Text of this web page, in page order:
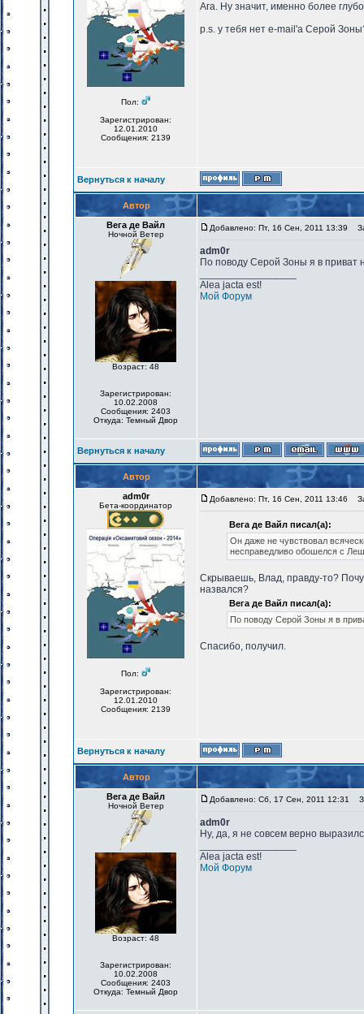
Пол:
Зарегистрирован:
12.01.2010
Сообщения: 2139
Ага. Ну значит, именно более
p.s. у тебя нет e-mail'a Серой
Вернуться к началу
Автор
Вега де Вайл
Ночной Ветер
Возраст: 48
Зарегистрирован:
10.02.2008
Сообщения: 2403
Откуда: Темный Двор
Добавлено: Пт, 16 Сен, 2011 13:39
adm0r
По поводу Серой Зоны я в приват
Alea jacta est!
Мой Форум
Вернуться к началу
Автор
adm0r
Бета-координатор
Пол:
Зарегистрирован:
12.01.2010
Сообщения: 2139
Добавлено: Пт, 16 Сен, 2011 13:46
Вега де Вайл писал(а):
Он даже не чувствовал
несправедливо обошелся с
Скрываешь, Влад, правду-то?
назвался?
Вега де Вайл писал(а):
По поводу Серой Зоны я в
Спасибо, получил.
Вернуться к началу
Автор
Вега де Вайл
Ночной Ветер
Возраст: 48
Зарегистрирован:
10.02.2008
Сообщения: 2403
Откуда: Темный Двор
Добавлено: Сб, 17 Сен, 2011 12:31
adm0r
Ну, да, я не совсем верно
Alea jacta est!
Мой Форум